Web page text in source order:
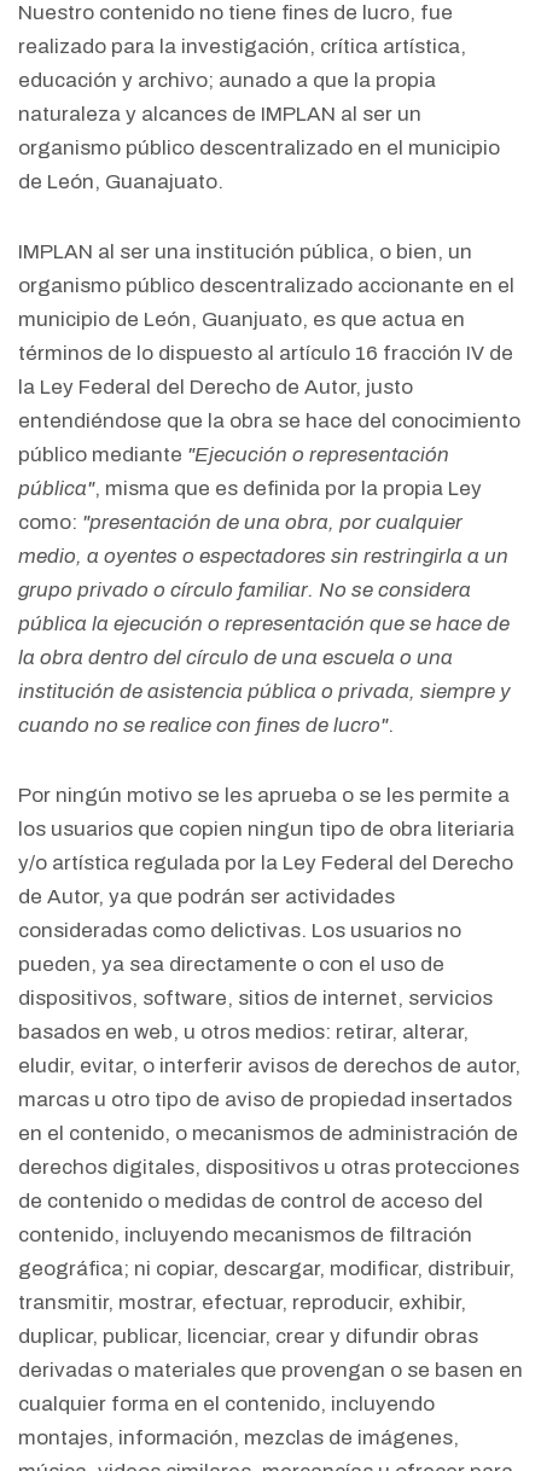
Nuestro contenido no tiene fines de lucro, fue
realizado para la investigación, crítica artística,
educación y archivo; aunado a que la propia
naturaleza y alcances de IMPLAN al ser un
organismo público descentralizado en el municipio
de León, Guanajuato.
IMPLAN al ser una institución pública, o bien, un
organismo público descentralizado accionante en el
municipio de León, Guanjuato, es que actua en
términos de lo dispuesto al artículo 16 fracción IV de
la Ley Federal del Derecho de Autor, justo
entendiéndose que la obra se hace del conocimiento
público mediante "Ejecución o representación
pública", misma que es definida por la propia Ley
como: "presentación de una obra, por cualquier
medio, a oyentes o espectadores sin restringirla a un
grupo privado o círculo familiar. No se considera
pública la ejecución o representación que se hace de
la obra dentro del círculo de una escuela o una
institución de asistencia pública o privada, siempre y
cuando no se realice con fines de lucro".
Por ningún motivo se les aprueba o se les permite a
los usuarios que copien ningun tipo de obra literiaria
y/o artística regulada por la Ley Federal del Derecho
de Autor, ya que podrán ser actividades
consideradas como delictivas. Los usuarios no
pueden, ya sea directamente o con el uso de
dispositivos, software, sitios de internet, servicios
basados en web, u otros medios: retirar, alterar,
eludir, evitar, o interferir avisos de derechos de autor,
marcas u otro tipo de aviso de propiedad insertados
en el contenido, o mecanismos de administración de
derechos digitales, dispositivos u otras protecciones
de contenido o medidas de control de acceso del
contenido, incluyendo mecanismos de filtración
geográfica; ni copiar, descargar, modificar, distribuir,
transmitir, mostrar, efectuar, reproducir, exhibir,
duplicar, publicar, licenciar, crear y difundir obras
derivadas o materiales que provengan o se basen en
cualquier forma en el contenido, incluyendo
montajes, información, mezclas de imágenes,